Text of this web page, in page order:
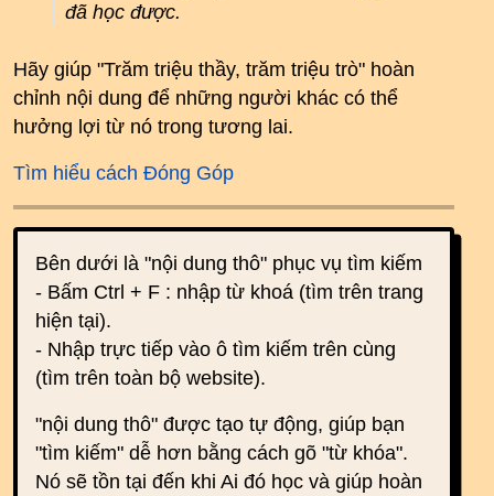
đã học được.
Hãy giúp "Trăm triệu thầy, trăm triệu trò" hoàn
chỉnh nội dung để những người khác có thể
hưởng lợi từ nó trong tương lai.
Tìm hiểu cách Đóng Góp
Bên dưới là "nội dung thô" phục vụ tìm kiếm
- Bấm Ctrl + F : nhập từ khoá (tìm trên trang
hiện tại).
- Nhập trực tiếp vào ô tìm kiếm trên cùng
(tìm trên toàn bộ website).
"nội dung thô" được tạo tự động, giúp bạn
"tìm kiếm" dễ hơn bằng cách gõ "từ khóa".
Nó sẽ tồn tại đến khi Ai đó học và giúp hoàn